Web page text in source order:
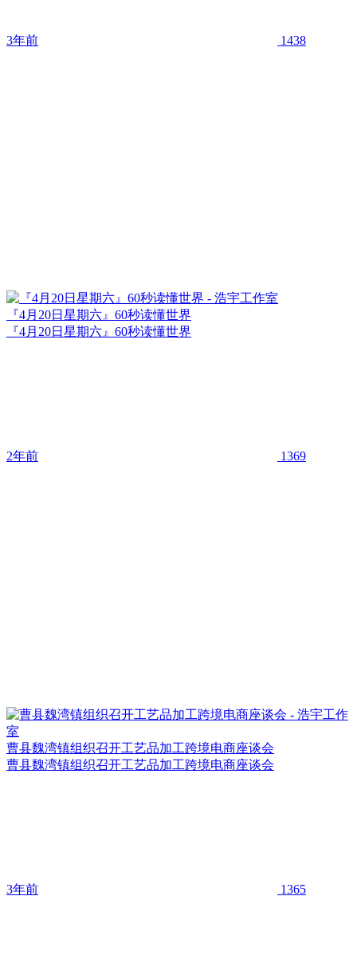
3年前 1438
『4月20日星期六』60秒读懂世界
『4月20日星期六』60秒读懂世界
2年前 1369
曹县魏湾镇组织召开工艺品加工跨境电商座谈会
曹县魏湾镇组织召开工艺品加工跨境电商座谈会
3年前 1365